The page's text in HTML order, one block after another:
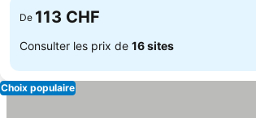
De 113 CHF
Consulter les prix de 16 sites
Choix populaire